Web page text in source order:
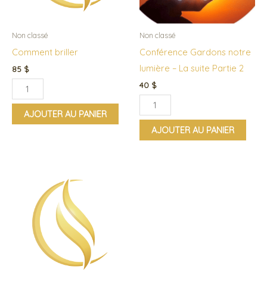
Non classé
Comment briller
85 $
AJOUTER AU PANIER
Non classé
Conférence Gardons notre
lumière – La suite Partie 2
40 $
-
AJOUTER AU PANIER
Consultation